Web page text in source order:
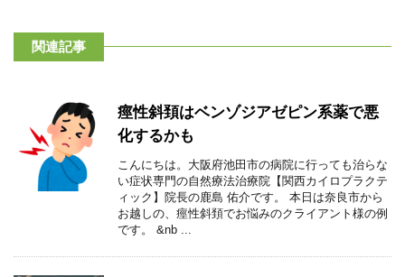
関連記事
痙性斜頚はベンゾジアゼピン系薬で悪
化するかも
こんにちは。大阪府池田市の病院に行っても治らな
い症状専門の自然療法治療院【関西カイロプラクテ
ィック】院長の鹿島 佑介です。 本日は奈良市から
お越しの、痙性斜頚でお悩みのクライアント様の例
です。 &nb ...